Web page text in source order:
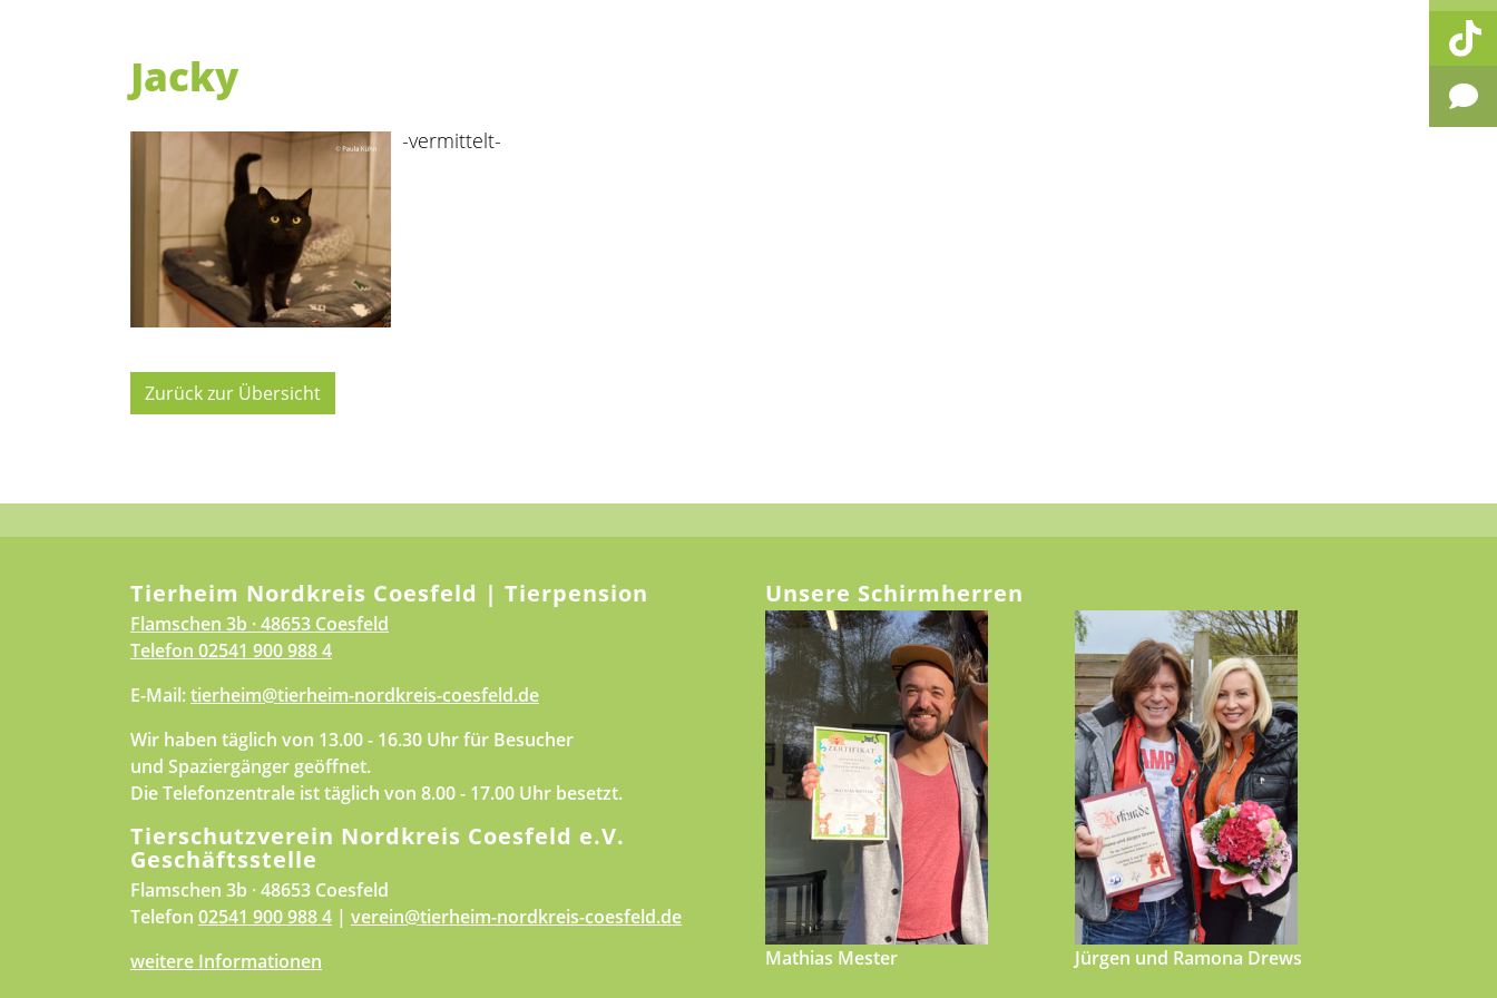
Jacky
-vermittelt-
Zurück zur Übersicht
Tierheim Nordkreis Coesfeld | Tierpension
Flamschen 3b · 48653 Coesfeld
Telefon 02541 900 988 4
E-Mail:tierheim@tierheim-nordkreis-coesfeld.de
Wir haben täglich von 13.00 - 16.30 Uhr für Besucher
und Spaziergänger geöffnet.
Die Telefonzentrale ist täglich von 8.00 - 17.00 Uhr besetzt.
Tierschutzverein Nordkreis Coesfeld e.V.
Geschäftsstelle
Flamschen 3b · 48653 Coesfeld
Telefon 02541 900 988 4 | verein@tierheim-nordkreis-coesfeld.de
weitere Informationen
Unsere Schirmherren
Mathias Mester Jürgen und Ramona Drews